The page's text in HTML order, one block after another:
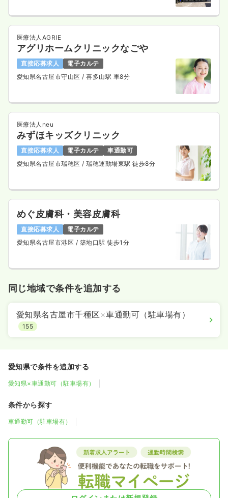
医療法人AGRIE
アグリホームクリニックなごや
直接応募求人
電子カルテ
愛知県名古屋市守山区/ 喜多山駅 車8分
医療法人neu
みずほキッズクリニック
直接応募求人 電子カルテ
車通勤可
愛知県名古屋市瑞穂区/ 瑞穂運動場東駅 徒歩8分
めぐ皮膚科・美容皮膚科
直接応募求人
電子カルテ
愛知県名古屋市港区 / 築地口駅 徒歩1分
同じ地域で条件を追加する
愛知県名古屋市千種区 ×車通勤可（駐車場有）
155
愛知県で条件を追加する
愛知県×車通勤可（駐車場有）
条件から探す
車通勤可（駐車場有）